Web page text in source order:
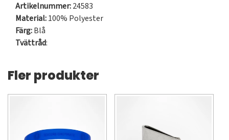
Artikelnummer:24583
Material:100% Polyester
Färg:Blå
Tvättråd:
Fler produkter